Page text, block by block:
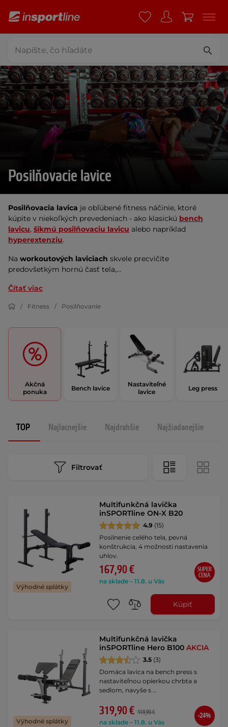
Posilňovacie lavice
Posilňovacia lavica je obľúbené fitness náčinie, ktoré
kúpite v niekoľkých prevedeniach - ako klasickú bench
lavicu, šikmú posilňovaciu lavicu alebo napríklad
hyperextenziu.
Na workoutových laviciach skvele precvičíte
predovšetkým hornú časť tela,...
Čítať viac
Fitness Posilňovanie
Akčná
ponuka
Bench lavice
Nastaviteľné
lavice
Leg press
TOP Najlacnejšie Najdrahšie Najžiadanejšie
Filtrovať
Výhodné splátky
Multifunkčná lavička
inSPORTline ON-X B20
4.9 (15)
Posilnenie celého tela, pevná
konštrukcia, 4 možnosti nastavenia
uhlov.
167,90 €
na sklade – 11.8. u Vás
SUPER
CENA
Kúpiť
Výhodné splátky
Multifunkčná lavička
inSPORTline Hero B100AKCIA
3.5 (3)
Domáca lavica na bench press s
nastaviteľnou opierkou chrbta a
sedlom, navyše s …
319,90 € 419,90 €
na sklade – 11.8. u Vás
-24%